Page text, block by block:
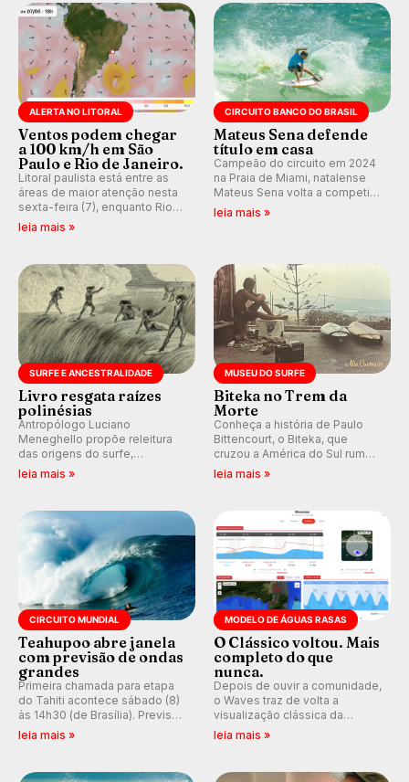
ALERTA NO LITORAL
Ventos podem chegar
a 100 km/h em São
Paulo e Rio de Janeiro.
Litoral paulista está entre as
áreas de maior atenção nesta
sexta-feira (7), enquanto Rio
de Janeiro também recebe
km/h em Itanhaém.
leia mais »
CIRCUITO BANCO DO BRASIL
Mateus Sena defende
título em casa
Campeão do circuito em 2024
na Praia de Miami, natalense
Mateus Sena volta a competir
em casa em busca de manter a
leia mais »
SURFE E ANCESTRALIDADE
Livro resgata raízes
polinésias
Antropólogo Luciano
Meneghello propõe releitura
das origens do surfe,
resgatando a cultura polinésia
prática em esporte e indústria.
leia mais »
MUSEU DO SURFE
Biteka no Trem da
Morte
Conheça a história de Paulo
Bittencourt, o Biteka, que
cruzou a América do Sul rumo
ao Pacífico em uma jornada
leia mais »
CIRCUITO MUNDIAL
Teahupoo abre janela
com previsão de ondas
grandes
Primeira chamada para etapa
do Tahiti acontece sábado (8)
às 14h30 (de Brasília). Previsão
indica swell consistente.
Kelly Slater convidado.
leia mais »
MODELO DE ÁGUAS RASAS
O Clássico voltou. Mais
completo do que
nunca.
Depois de ouvir a comunidade,
o Waves traz de volta a
visualização clássica da
previsão de águas rasas,
ondas para até 16 dias.
leia mais »